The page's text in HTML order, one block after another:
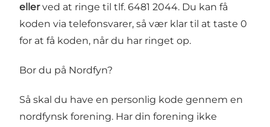
ellerved at ringe til tlf. 6481 2044. Du kan få
koden via telefonsvarer, så vær klar til at taste 0
for at få koden, når du har ringet op.
Bor du på Nordfyn?
Så skal du have en personlig kode gennem en
nordfynsk forening. Har din forening ikke